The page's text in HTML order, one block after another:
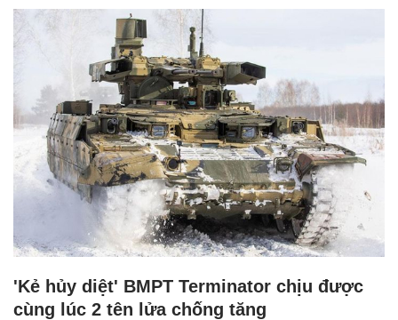
'Kẻ hủy diệt' BMPT Terminator chịu được
cùng lúc 2 tên lửa chống tăng